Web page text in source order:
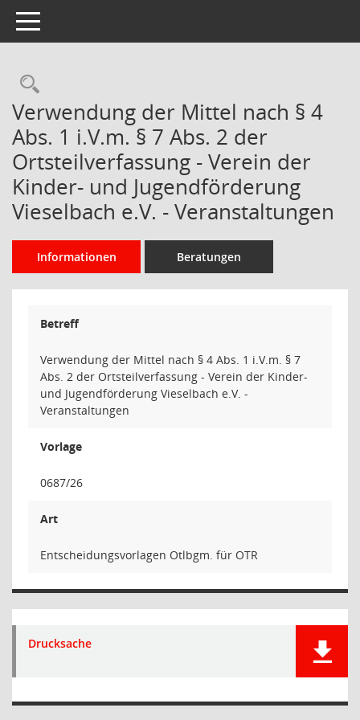
Toggle navigation
Rechercheauswahl
Verwendung der Mittel nach § 4
Abs. 1 i.V.m. § 7 Abs. 2 der
Ortsteilverfassung - Verein der
Kinder- und Jugendförderung
Vieselbach e.V. - Veranstaltungen
Informationen Beratungen
Betreff
Verwendung der Mittel nach § 4 Abs. 1 i.V.m. § 7
Abs. 2 der Ortsteilverfassung - Verein der Kinder-
und Jugendförderung Vieselbach e.V. -
Veranstaltungen
Vorlage
0687/26
Art
Entscheidungsvorlagen Otlbgm. für OTR
Drucksache